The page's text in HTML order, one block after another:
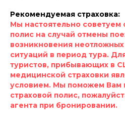
Рекомендуемая страховка:
Мы настоятельно советуем
полис на случай отмены
возникновения
ситуаций в период тура.
туристов, прибывающих в
медицинской страховки
условием. Мы поможем Вам
страховой полис,
агента при бронировании.